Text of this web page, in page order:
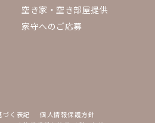
空き家・空き部屋提供
家守へのご応募
づく表記
個人情報保護方針